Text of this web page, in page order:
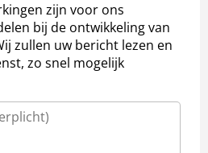
zijn voor ons
bij de ontwikkeling van
zullen uw bericht lezen en
zo snel mogelijk